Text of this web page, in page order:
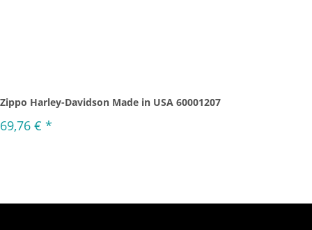
Zippo Harley-Davidson Made in USA 60001207
69,76 € *